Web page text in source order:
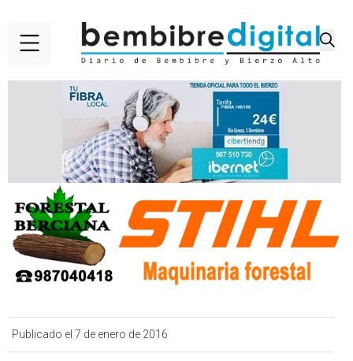
Publicado el 7 de enero de 2016